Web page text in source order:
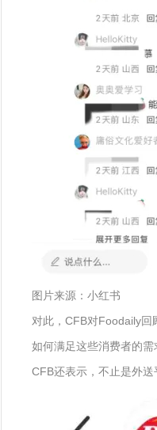
图片来源：小红书
对此，CFB对Foodaily回
如何满足这些消费者的
CFB还表示，不止是外